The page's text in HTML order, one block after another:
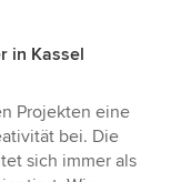
in Kassel
Projekten eine
bei. Die
sich immer als